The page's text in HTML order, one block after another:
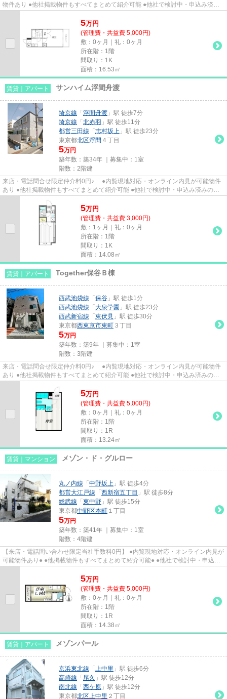
物件あり ●他社掲載物件もすべてまとめて紹介可能 ●他社で検討中・申込み済み
5万円
(管理費・共益費 5,000円)
敷：0ヶ月｜礼：0ヶ月
所在階：1階
間取り：1K
面積：16.53㎡
賃貸｜アパート サンハイム浮間舟渡
埼京線 「 浮間舟渡 」駅 徒歩7分
埼京線 「 北赤羽 」駅 徒歩11分
都営三田線 「 志村坂上 」駅 徒歩23分
東京都北区浮間 ４丁目
5万円
築年数：築34年 ｜募集中： 1室
階数：2階建
来店・電話問合せ限定仲介料0円♪ ●内覧現地対応・オンライン内見が可能物件
あり ●他社掲載物件もすべてまとめて紹介可能 ●他社で検討中・申込み済みのお
5万円
(管理費・共益費 3,000円)
敷：1ヶ月｜礼：0ヶ月
所在階：1階
間取り：1K
面積：14.08㎡
賃貸｜アパート Together保谷Ｂ棟
西武池袋線 「 保谷 」駅 徒歩1分
西武池袋線 「 大泉学園 」駅 徒歩23分
西武新宿線 「 東伏見 」駅 徒歩30分
東京都西東京市東町 ３丁目
5万円
築年数：築9年 ｜募集中： 1室
階数：3階建
来店・電話問合せ限定仲介料0円♪ ●内覧現地対応・オンライン内見が可能物件
あり ●他社掲載物件もすべてまとめて紹介可能 ●他社で検討中・申込み済みのお
5万円
(管理費・共益費 5,000円)
敷：0ヶ月｜礼：0ヶ月
所在階：1階
間取り：1R
面積：13.24㎡
賃貸｜マンション メゾン・ド・グルロー
丸ノ内線 「 中野坂上 」駅 徒歩4分
都営大江戸線 「 西新宿五丁目 」駅 徒歩8分
総武線 「 東中野 」駅 徒歩15分
東京都中野区本町 １丁目
5万円
築年数：築41年 ｜募集中： 1室
階数：4階建
【来店・電話問い合わせ限定当社手数料0円】 ●内覧現地対応・オンライン内見が
可能物件あり● ●他掲載物件もすべてまとめて紹介可能● ●他社で検討中・申込み
5万円
(管理費・共益費 5,000円)
敷：0ヶ月｜礼：0ヶ月
所在階：1階
間取り：1R
面積：14.38㎡
賃貸｜アパート メゾンパール
京浜東北線 「 上中里 」駅 徒歩6分
高崎線 「 尾久 」駅 徒歩12分
南北線 「 西ケ原 」駅 徒歩12分
東京都北区上中里 ２丁目